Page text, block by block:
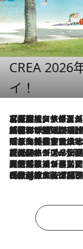
CREA 2026
イ！
2026.8.7
【厳選旅コスメ】「多機能アイテムがメイン！」旅好き美容エディターが選んだ夏旅ベストコスメを発表【Mサイズジップ】
2026.8.6
「荷物が増えるほど旅ストレスは増す」美容ジャーナリストがたどり着いた最終結論。“化粧品を劇的に減らす”感動の凝縮美容とは
2026.8.6
「旅先には金髪ウィッグを持参」日本と同じメイクでは損してる!? 美容ジャーナリストが提案する“掟破りの旅美容”とは
2026.8.6
【厳選旅コスメ】「身軽さ＆UV対策重視！」ヘアアーティストshucoが選んだ夏旅ベストコスメを発表【Mサイズジップ】
2026.8.5
【厳選旅コスメ】国内をあちこち移動する河井菜摘が選んだ夏旅ベストコスメ発表！「リラックスアイテムはマスト」【Mサイズジップ】
2026.8.4
【厳選旅コスメ】「紫外線＆乾燥対策しながらメイク感も！」ヘア＆メイクGeorgeが選んだ夏旅ベストコスメを発表！【Mサイズジップ】